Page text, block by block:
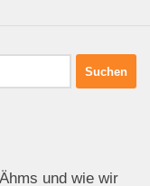
und wie wir